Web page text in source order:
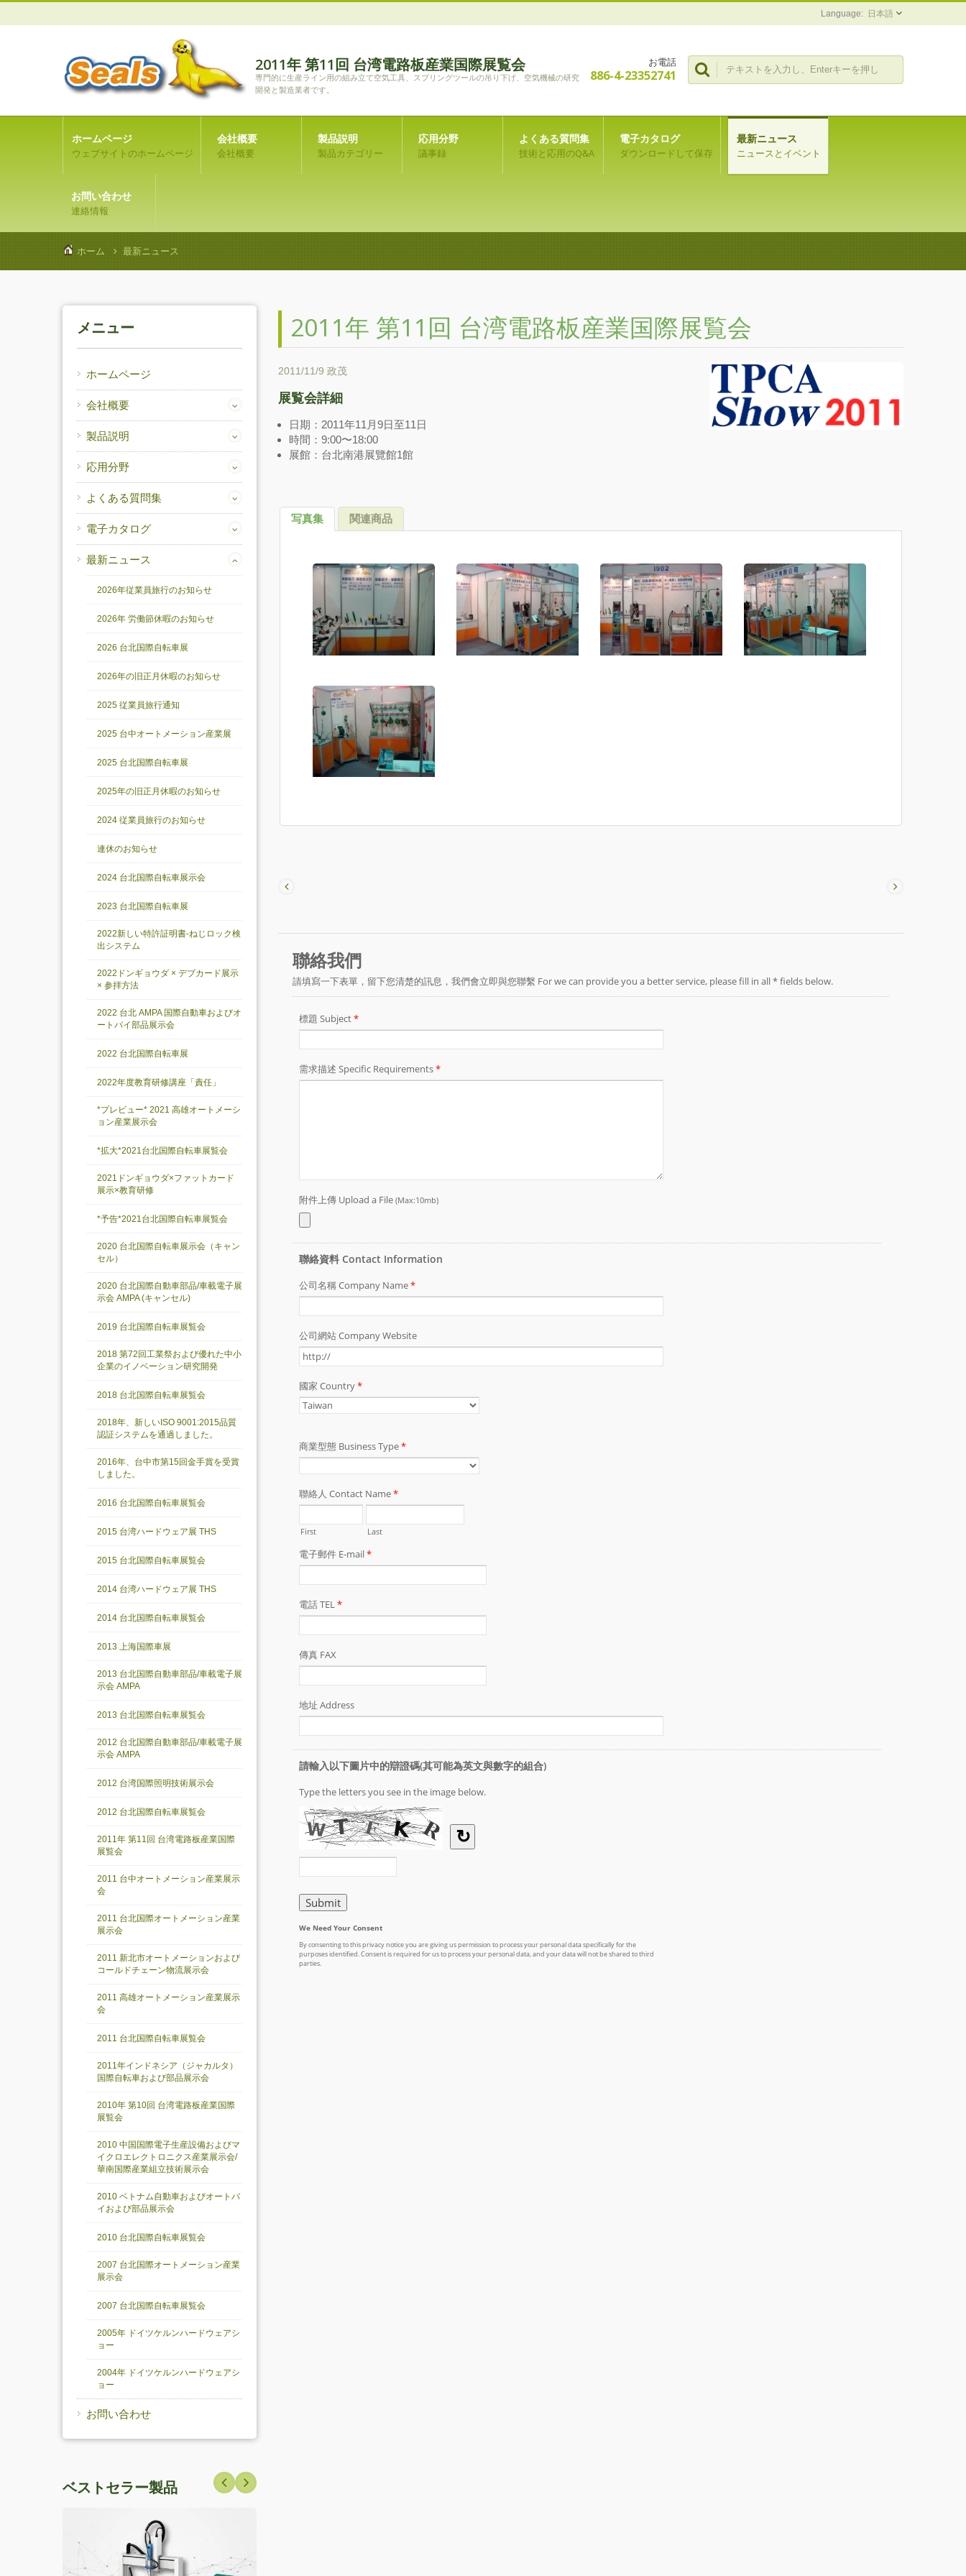
日本語
2011年 第11回 台湾電路板産業国際展覧会
専門的に生産ライン用の組み立て空気工具、スプリングツールの吊り下げ、空気機械の研究
開発と製造業者です。
お電話
886-4-23352741
ホームページ
ウェブサイトのホームページ
会社概要
会社概要
製品説明
製品カテゴリー
応用分野
議事録
よくある質問集
技術と応用のQ&A
電子カタログ
ダウンロードして保存
最新ニュース
ニュースとイベント
お問い合わせ
連絡情報
ホーム 最新ニュース
メニュー
ホームページ
会社概要
製品説明
応用分野
よくある質問集
電子カタログ
最新ニュース
2026年従業員旅行のお知らせ
2026年 労働節休暇のお知らせ
2026 台北国際自転車展
2026年の旧正月休暇のお知らせ
2025 従業員旅行通知
2025 台中オートメーション産業展
2025 台北国際自転車展
2025年の旧正月休暇のお知らせ
2024 従業員旅行のお知らせ
連休のお知らせ
2024 台北国際自転車展示会
2023 台北国際自転車展
2022新しい特許証明書-ねじロック検
出システム
2022ドンギョウダ × デブカード展示
× 参拝方法
2022 台北 AMPA 国際自動車およびオ
ートバイ部品展示会
2022 台北国際自転車展
2022年度教育研修講座「責任」
*プレビュー* 2021 高雄オートメーシ
ョン産業展示会
*拡大*2021台北国際自転車展覧会
2021ドンギョウダ×ファットカード
展示×教育研修
*予告*2021台北国際自転車展覧会
2020 台北国際自転車展示会（キャン
セル）
2020 台北国際自動車部品/車載電子展
示会 AMPA (キャンセル)
2019 台北国際自転車展覧会
2018 第72回工業祭および優れた中小
企業のイノベーション研究開発
2018 台北国際自転車展覧会
2018年、新しいISO 9001:2015品質
認証システムを通過しました。
2016年、台中市第15回金手賞を受賞
しました。
2016 台北国際自転車展覧会
2015 台湾ハードウェア展 THS
2015 台北国際自転車展覧会
2014 台湾ハードウェア展 THS
2014 台北国際自転車展覧会
2013 上海国際車展
2013 台北国際自動車部品/車載電子展
示会 AMPA
2013 台北国際自転車展覧会
2012 台北国際自動車部品/車載電子展
示会 AMPA
2012 台湾国際照明技術展示会
2012 台北国際自転車展覧会
2011年 第11回 台湾電路板産業国際
展覧会
2011 台中オートメーション産業展示
会
2011 台北国際オートメーション産業
展示会
2011 新北市オートメーションおよび
コールドチェーン物流展示会
2011 高雄オートメーション産業展示
会
2011 台北国際自転車展覧会
2011年インドネシア（ジャカルタ）
国際自転車および部品展示会
2010年 第10回 台湾電路板産業国際
展覧会
2010 中国国際電子生産設備およびマ
イクロエレクトロニクス産業展示会/
華南国際産業組立技術展示会
2010 ベトナム自動車およびオートバ
イおよび部品展示会
2010 台北国際自転車展覧会
2007 台北国際オートメーション産業
展示会
2007 台北国際自転車展覧会
2005年 ドイツケルンハードウェアシ
ョー
2004年 ドイツケルンハードウェアシ
ョー
お問い合わせ
ベストセラー製品
2011年 第11回 台湾電路板産業国際展覧会
2011/11/9 政茂
展覧会詳細
日期：2011年11月9日至11日
時間：9:00〜18:00
展館：台北南港展覽館1館
写真集 関連商品